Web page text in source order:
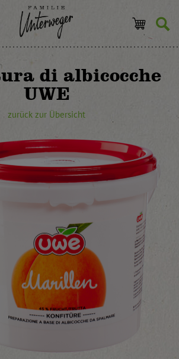
di albicocche
UWE
zurück zur Übersicht